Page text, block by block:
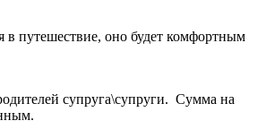
в путешествие, оно будет комфортным
супруга\супруги. Сумма на